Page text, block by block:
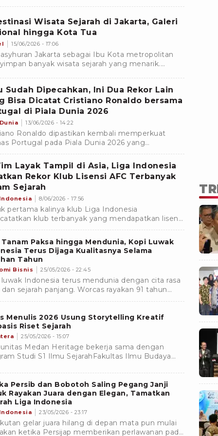
juga mengantarkan CR7 mencatatkan
Wisata Sejarah di Jakarta, Galeri
hingga Kota Tua
15/06/2026 - 17:06
Jakarta sebagai Ibu Kota metropolitan
banyak wisata sejarah yang menarik.
Sudah Dipecahkan, Ini Dua Rekor Lain
Bisa Dicatat Cristiano Ronaldo bersama
di Piala Dunia 2026
13/06/2026 - 14:22
Ronaldo dipastikan kembali memperkuat
Portugal pada Piala Dunia 2026 yang
di tiga negara, Amerika Serikat, Kanada,
Layak Tampil di Asia, Liga Indonesia
Rekor Klub Lisensi AFC Terbanyak
Sejarah
8/06/2026 - 17:56
pertama kalinya klub Liga Indonesia
klub terbanyak yang mendapatkan lisensi
Paksa hingga Mendunia, Kopi Luwak
Terus Dijaga Kualitasnya Selama
Tahun
Bisnis 25/05/2026 - 22:45
Indonesia terus mendunia dengan cita rasa
sejarah panjang. Worcas rayakan 91 tahun
Menulis 2026 Usung Storytelling Kreatif
Riset Sejarah
25/05/2026 - 15:07
Medan Heritage bekerja sama dengan
Studi S1 Ilmu SejarahFakultas Ilmu Budaya
Perke
Persib dan Bobotoh Saling Pegang Janji
Rayakan Juara dengan Elegan, Tamatkan
Liga Indonesia
23/05/2026 - 23:17
gelar juara hilang di depan mata pun mulai
ketika Persijap memberikan perlawanan pada